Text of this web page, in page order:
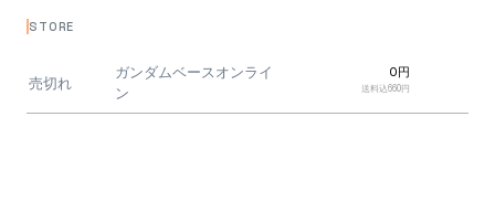
STORE
売切れ
ガンダムベースオンライ
ン
0円
送料込660円